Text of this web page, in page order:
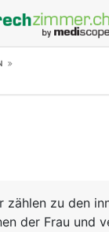
zählen zu den
der Frau und